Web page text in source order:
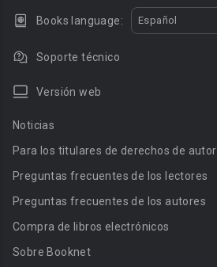
Books language: Español
Soporte técnico
Versión web
Noticias
Para los titulares de derechos de autor
Preguntas frecuentes de los lectores
Preguntas frecuentes de los autores
Compra de libros electrónicos
Sobre Booknet